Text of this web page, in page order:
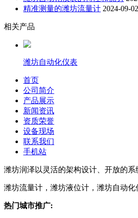
精准测量的潍坊流量计 2024-09-
相关产品
潍坊自动化仪表
首页
公司简介
产品展示
新闻资讯
资质荣誉
设备现场
联系我们
手机站
潍坊润泽以灵活的架构设计、开放的
潍坊流量计，潍坊液位计，潍坊自动
热门城市推广: